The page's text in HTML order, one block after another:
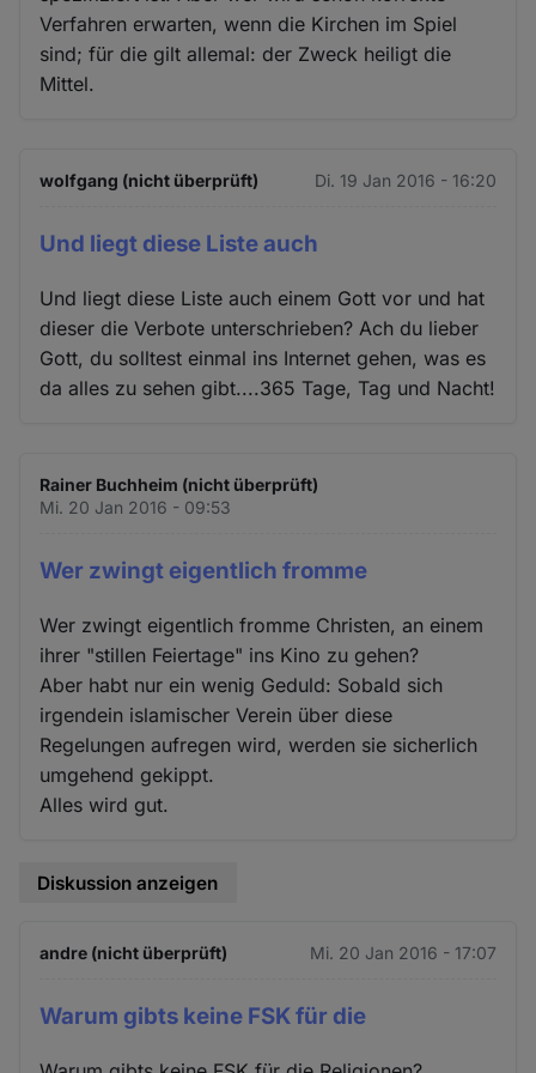
Verfahren erwarten, wenn die Kirchen im Spiel
sind; für die gilt allemal: der Zweck heiligt die
Mittel.
wolfgang (nicht überprüft) Di. 19 Jan 2016 - 16:20
Und liegt diese Liste auch
Und liegt diese Liste auch einem Gott vor und hat
dieser die Verbote unterschrieben? Ach du lieber
Gott, du solltest einmal ins Internet gehen, was es
da alles zu sehen gibt....365 Tage, Tag und Nacht!
Rainer Buchheim (nicht überprüft)
Mi. 20 Jan 2016 - 09:53
Wer zwingt eigentlich fromme
Wer zwingt eigentlich fromme Christen, an einem
ihrer "stillen Feiertage" ins Kino zu gehen?
Aber habt nur ein wenig Geduld: Sobald sich
irgendein islamischer Verein über diese
Regelungen aufregen wird, werden sie sicherlich
umgehend gekippt.
Alles wird gut.
Diskussion anzeigen
andre (nicht überprüft) Mi. 20 Jan 2016 - 17:07
Warum gibts keine FSK für die